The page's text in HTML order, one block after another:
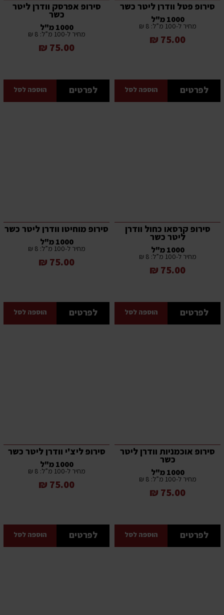
סירופ פטל וודרן ליטר כשר
1000 מ"ל
מחיר ל-100 מ”ל: 8 ₪
75.00 ₪
לפרטים הוספה לסל
סירופ אפרסק וודרן ליטר
כשר
1000 מ"ל
מחיר ל-100 מ”ל: 8 ₪
75.00 ₪
לפרטים הוספה לסל
סירופ קרסאו כחול וודרן
ליטר כשר
1000 מ"ל
מחיר ל-100 מ”ל: 8 ₪
75.00 ₪
לפרטים הוספה לסל
סירופ מוחיטו וודרן ליטר כשר
1000 מ"ל
מחיר ל-100 מ”ל: 8 ₪
75.00 ₪
לפרטים הוספה לסל
סירופ אוכמניות וודרן ליטר
כשר
1000 מ"ל
מחיר ל-100 מ”ל: 8 ₪
75.00 ₪
לפרטים הוספה לסל
סירופ ליצ'י וודרן ליטר כשר
1000 מ"ל
מחיר ל-100 מ”ל: 8 ₪
75.00 ₪
לפרטים הוספה לסל